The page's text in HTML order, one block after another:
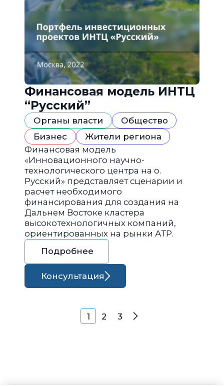
Финансовая модель ИНТЦ
“Русский”
Органы власти
Общество
Бизнес
Жители региона
Финансовая модель
«Инновационного научно-
технологического центра на о.
Русский» представляет сценарии и
расчет необходимого
финансирования для создания на
Дальнем Востоке кластера
высокотехнологичных компаний,
ориентированных на рынки АТР.
Подробнее
Консультация
Навигация по
1 2 3 Далее